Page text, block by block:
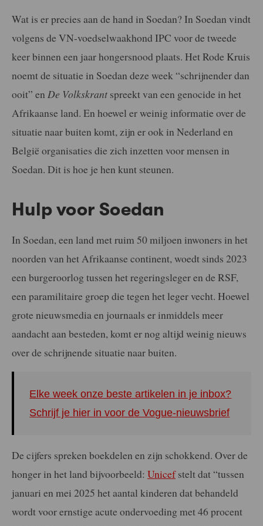
Wat is er precies aan de hand in Soedan? In Soedan vindt
volgens de VN-voedselwaakhond IPC voor de tweede
keer binnen een jaar hongersnood plaats. Het Rode Kruis
noemt de situatie in Soedan deze week “schrijnender dan
ooit” en De Volkskrant spreekt van een genocide in het
Afrikaanse land. En hoewel er weinig informatie over de
situatie naar buiten komt, zijn er ook in Nederland en
België organisaties die zich inzetten voor mensen in
Soedan. Dit is hoe je hen kunt steunen.
Hulp voor Soedan
In Soedan, een land met ruim 50 miljoen inwoners in het
noorden van het Afrikaanse continent, woedt sinds 2023
een burgeroorlog tussen het regeringsleger en de RSF,
een paramilitaire groep die tegen het leger vecht. Hoewel
grote nieuwsmedia en journaals er inmiddels meer
aandacht aan besteden, komt er nog altijd weinig nieuws
over de schrijnende situatie naar buiten.
Elke week onze beste artikelen in je inbox?
Schrijf je hier in voor de Vogue-nieuwsbrief
De cijfers spreken boekdelen en zijn schokkend. Over de
honger in het land bijvoorbeeld: Unicefstelt dat “tussen
januari en mei 2025 het aantal kinderen dat behandeld
wordt voor ernstige acute ondervoeding met 46 procent